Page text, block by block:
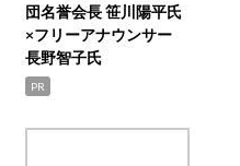
団名誉会長 笹川陽平氏
×フリーアナウンサー
長野智子氏
PR